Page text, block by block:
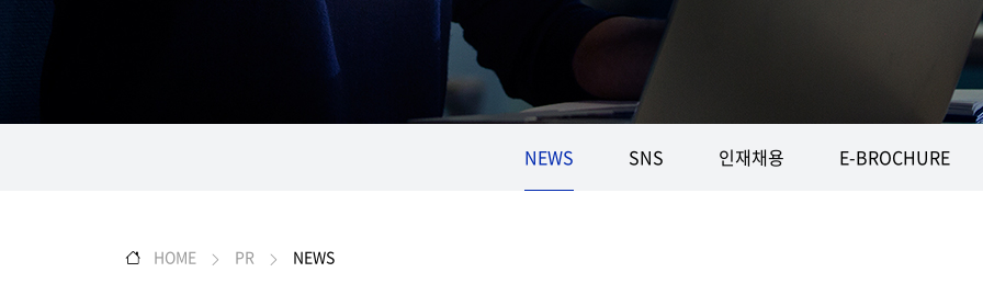
NEWS SNS 인재채용 E-BROCHURE
HOME PR NEWS